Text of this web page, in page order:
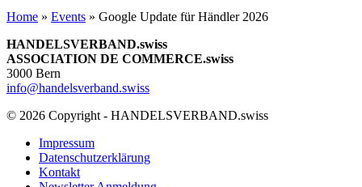
Home » Events » Google Update für Händler 2026
HANDELSVERBAND.swiss
ASSOCIATION DE COMMERCE.swiss
3000 Bern
info@handelsverband.swiss
© 2026 Copyright - HANDELSVERBAND.swiss
Impressum
Datenschutzerklärung
Kontakt